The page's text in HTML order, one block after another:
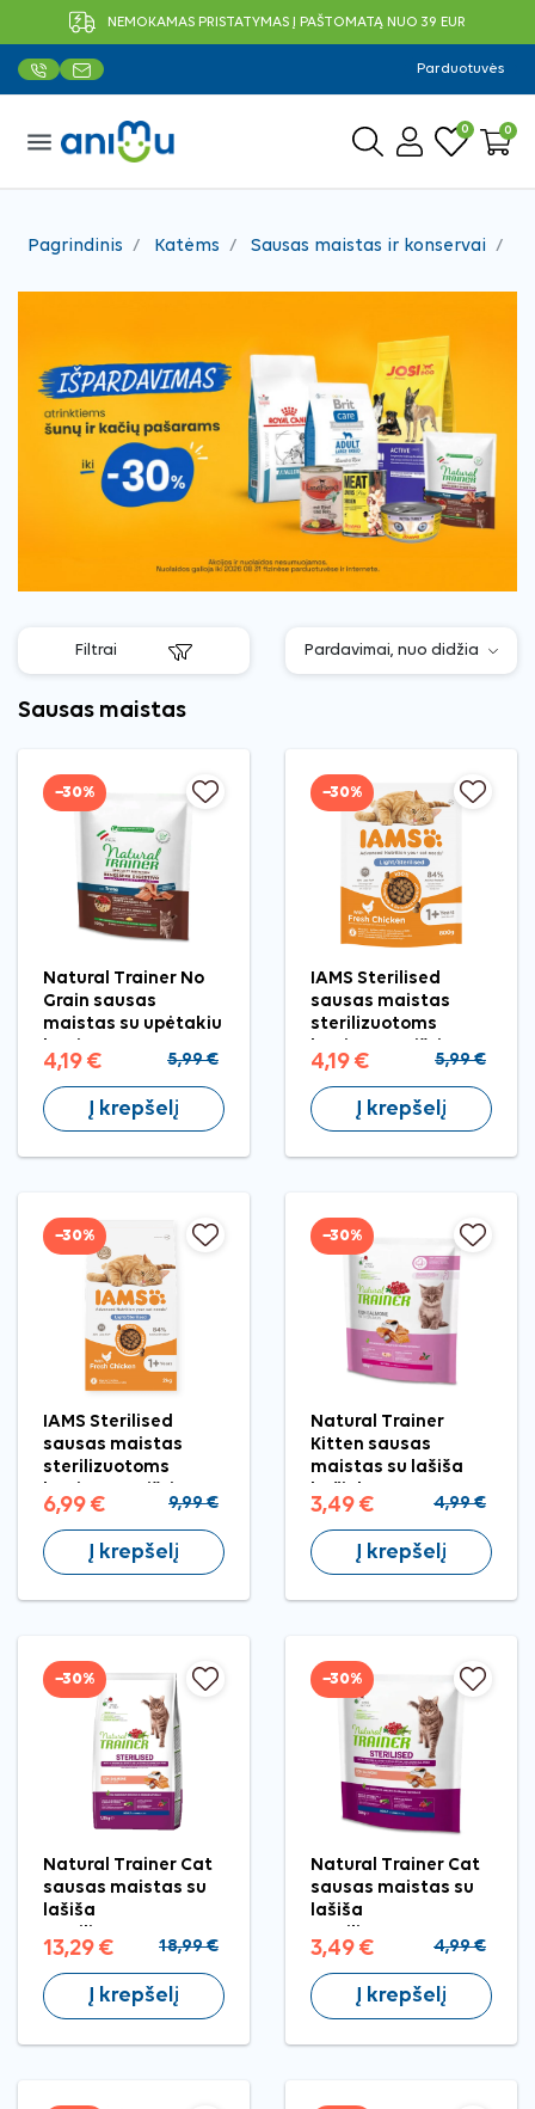
NEMOKAMAS PRISTATYMAS Į PAŠTOMATĄ NUO 39 EUR
Parduotuvės
menu 0 0
Pagrindinis Katėms Sausas maistas ir konservai
Filtrai
Sausas maistas
−30%
Natural Trainer No
Grain sausas
maistas su upėtakiu
4,19 € 5,99 €
Į krepšelį
−30%
IAMS Sterilised
sausas maistas
sterilizuotoms
800 g
4,19 € 5,99 €
Į krepšelį
−30%
IAMS Sterilised
sausas maistas
sterilizuotoms
2 kg
6,99 € 9,99 €
Į krepšelį
−30%
Natural Trainer
Kitten sausas
maistas su lašiša
3,49 € 4,99 €
Į krepšelį
−30%
Natural Trainer Cat
sausas maistas su
lašiša
katėms, 1,5 kg
13,29 € 18,99 €
Į krepšelį
−30%
Natural Trainer Cat
sausas maistas su
lašiša
katėms, 300 g
3,49 € 4,99 €
Į krepšelį